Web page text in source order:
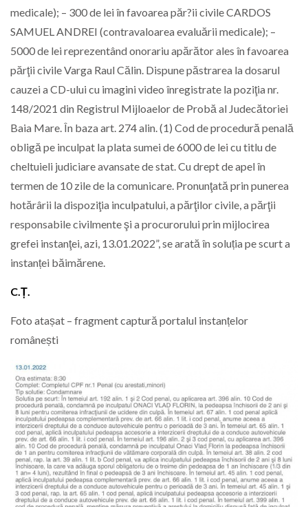
medicale); – 300 de lei în favoarea păr?ii civile CARDOS
SAMUEL ANDREI (contravaloarea evaluării medicale); –
5000 de lei reprezentând onorariu apărător ales în favoarea
părţii civile Varga Raul Călin. Dispune păstrarea la dosarul
cauzei a CD-ului cu imagini video înregistrate la poziţia nr.
148/2021 din Registrul Mijloaelor de Probă al Judecătoriei
Baia Mare. În baza art. 274 alin. (1) Cod de procedură penală
obligă pe inculpat la plata sumei de 6000 de lei cu titlu de
cheltuieli judiciare avansate de stat. Cu drept de apel în
termen de 10 zile de la comunicare. Pronunţată prin punerea
hotărârii la dispoziţia inculpatului, a părţilor civile, a părţii
responsabile civilmente şi a procurorului prin mijlocirea
grefei instanţei, azi, 13.01.2022”, se arată în soluția pe scurt a
instanței băimărene.
C.Ț.
Foto atașat – fragment captură portalul instanțelor
românești